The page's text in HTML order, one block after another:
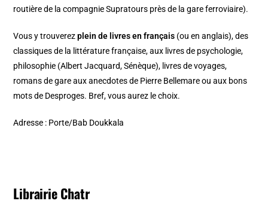
routière de la compagnie Supratours près de la gare ferroviaire).
Vous y trouverezplein de livres en français (ou en anglais), des
classiques de la littérature française, aux livres de psychologie,
philosophie (Albert Jacquard, Sénèque), livres de voyages,
romans de gare aux anecdotes de Pierre Bellemare ou aux bons
mots de Desproges. Bref, vous aurez le choix.
Adresse : Porte/Bab Doukkala
Librairie Chatr